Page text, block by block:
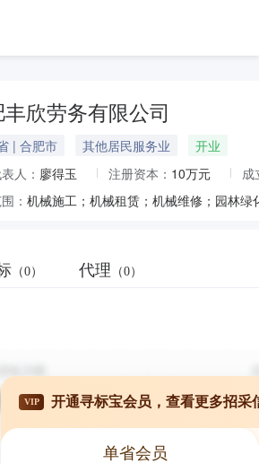
欣劳务有限公司
| 合肥市 其他居民服务业
开业
人： 廖得玉 注册资本： 10万元
成
：
（0） 代理 （0）
VIP 开通寻标宝会员，查看更多招采
单省会员